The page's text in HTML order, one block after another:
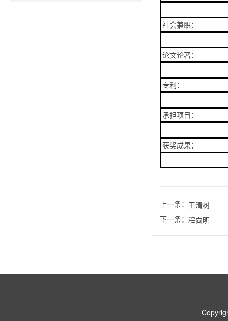
社会兼职：
论文论著：
专利：
承担项目：
获奖成果：
上一条： 王清树
下一条： 程向明